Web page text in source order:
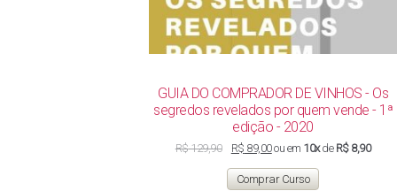
GUIA DO COMPRADOR DE VINHOS - Os
segredos revelados por quem vende - 1ª
edição - 2020
R$129,90
original
era:
R$ 89,00O
atual
é:
ou em 10xde R$ 8,90
Comprar Curso